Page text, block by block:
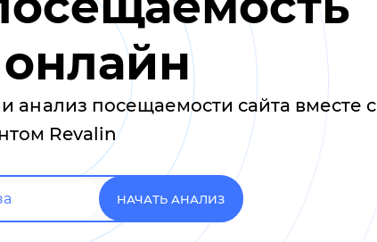
посещаемости сайта вместе с
Revalin
НАЧАТЬ АНАЛИЗ